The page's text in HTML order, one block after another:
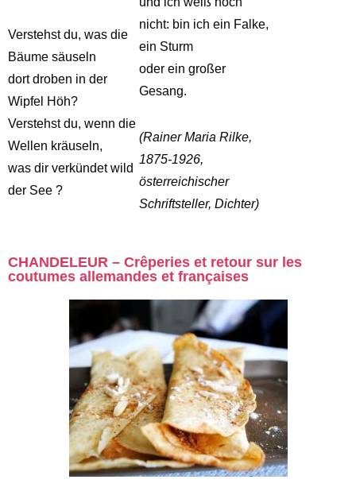
Verstehst du, was die
Bäume säuseln
dort droben in der
Wipfel Höh?
Verstehst du, wenn die
Wellen kräuseln,
was dir verkündet wild
der See ?
nicht: bin ich ein Falke,
ein Sturm
oder ein großer
Gesang.
(Rainer Maria Rilke,
1875-1926,
österreichischer
Schriftsteller, Dichter)
CHANDELEUR – Crêperies et retour sur les
coutumes allemandes et françaises